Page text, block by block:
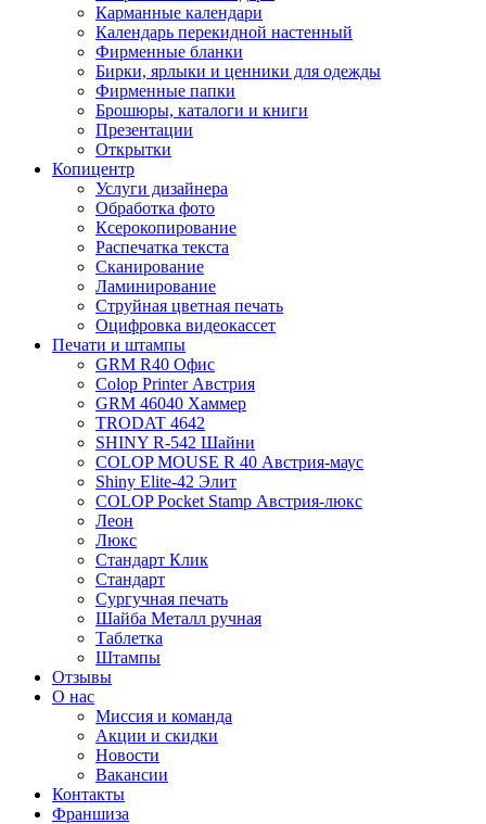
Карманные календари
Календарь перекидной настенный
Фирменные бланки
Бирки, ярлыки и ценники для одежды
Фирменные папки
Брошюры, каталоги и книги
Презентации
Открытки
Копицентр
Услуги дизайнера
Обработка фото
Ксерокопирование
Распечатка текста
Сканирование
Ламинирование
Струйная цветная печать
Оцифровка видеокассет
Печати и штампы
GRM R40 Офис
Colop Printer Австрия
GRM 46040 Хаммер
TRODAT 4642
SHINY R-542 Шайни
COLOP MOUSE R 40 Австрия-маус
Shiny Elite-42 Элит
COLOP Pocket Stamp Австрия-люкс
Леон
Люкс
Стандарт Клик
Стандарт
Сургучная печать
Шайба Металл ручная
Таблетка
Штампы
Отзывы
О нас
Миссия и команда
Акции и скидки
Новости
Вакансии
Контакты
Франшиза